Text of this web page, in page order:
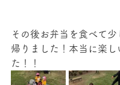
その後お弁当を食べて少
帰りました！本当に楽し
た！！